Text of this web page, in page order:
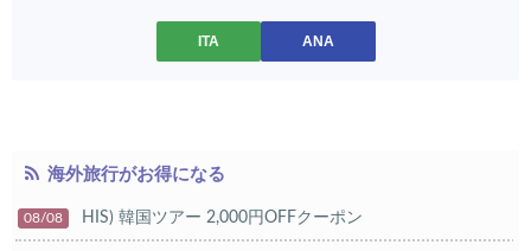
ITA ANA
海外旅行がお得になる
08/08 HIS) 韓国ツアー 2,000円OFFクーポン